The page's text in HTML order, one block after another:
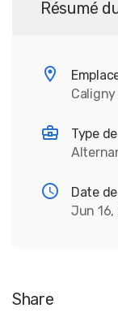
Résumé
Caligny
Type
Date
Jun 16,
Share